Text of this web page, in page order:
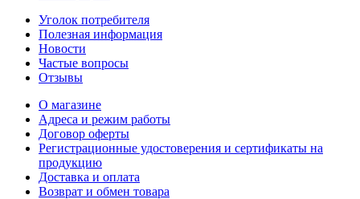
Уголок потребителя
Полезная информация
Новости
Частые вопросы
Отзывы
О магазине
Адреса и режим работы
Договор оферты
Регистрационные удостоверения и сертификаты на
продукцию
Доставка и оплата
Возврат и обмен товара